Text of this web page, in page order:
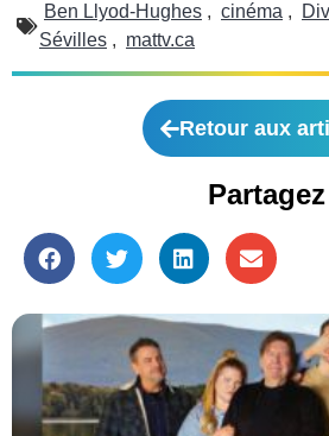
Ben Llyod-Hughes , cinéma ,
Sévilles , mattv.ca
Retour aux
Partagez